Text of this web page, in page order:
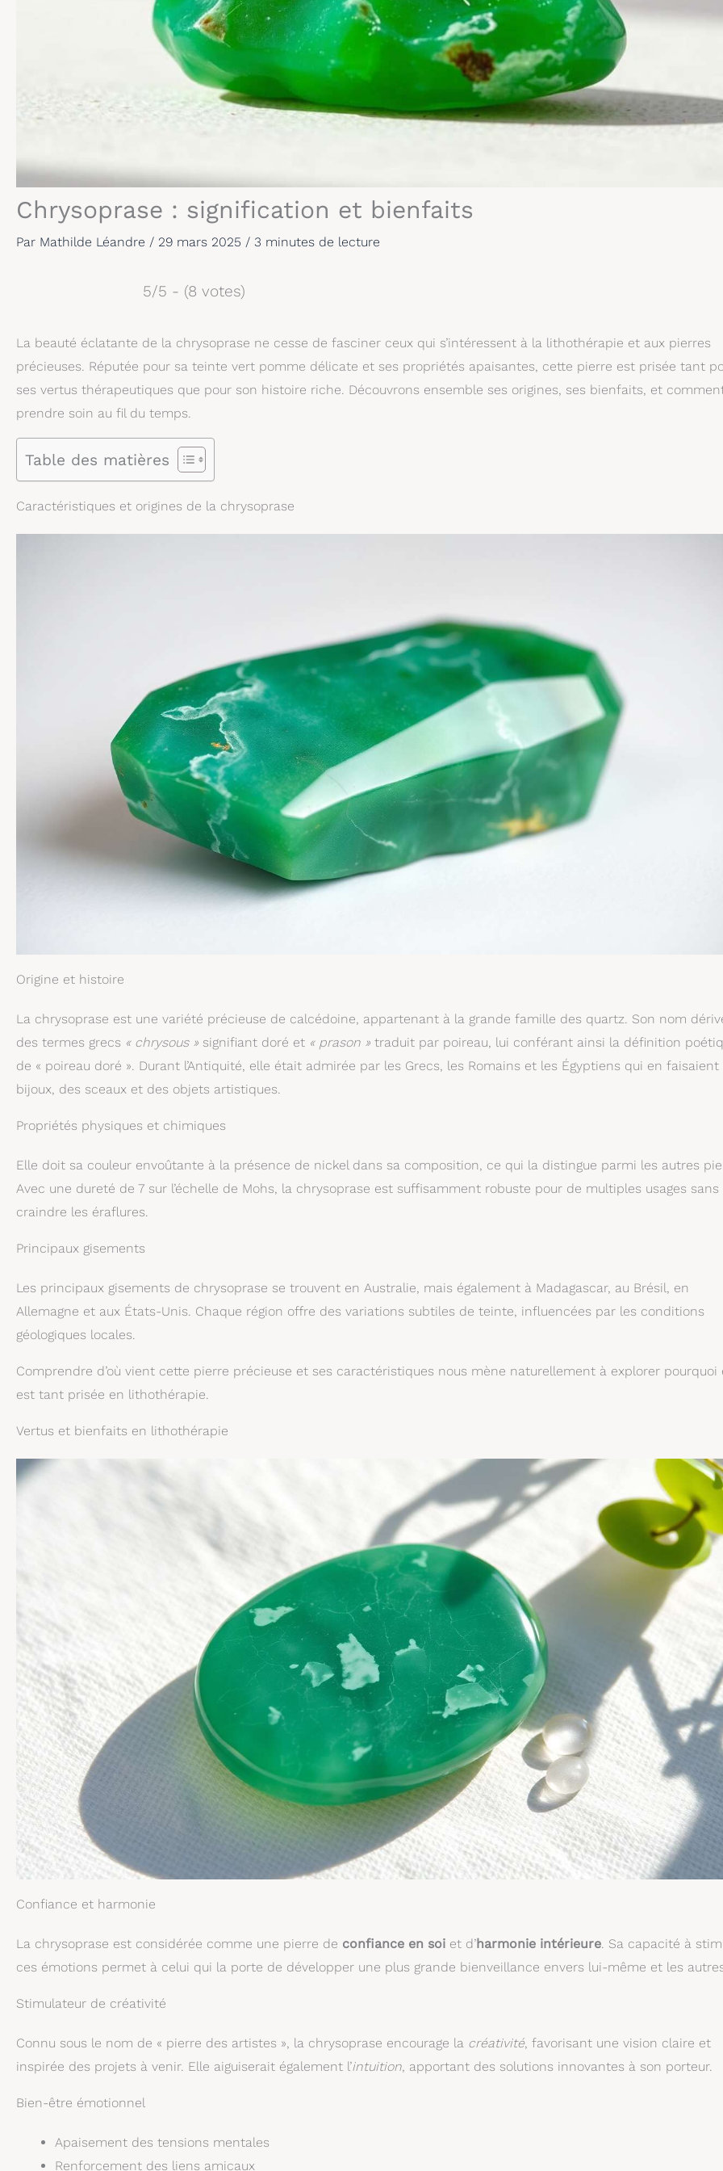
Chrysoprase : signification et bienfaits
Par Mathilde Léandre / 29 mars 2025 / 3 minutes de lecture
5/5 - (8 votes)
La beauté éclatante de la chrysoprase ne cesse de fasciner ceux qui s’intéressent à la lithothérapie et aux pierres
précieuses. Réputée pour sa teinte vert pomme délicate et ses propriétés apaisantes, cette pierre est prisée tant
ses vertus thérapeutiques que pour son histoire riche. Découvrons ensemble ses origines, ses bienfaits, et
prendre soin au fil du temps.
Table des matières
Caractéristiques et origines de la chrysoprase
Origine et histoire
La chrysoprase est une variété précieuse de calcédoine, appartenant à la grande famille des quartz. Son nom
des termes grecs « chrysous » signifiant doré et « prason » traduit par poireau, lui conférant ainsi la définition
de « poireau doré ». Durant l’Antiquité, elle était admirée par les Grecs, les Romains et les Égyptiens qui en faisaient
bijoux, des sceaux et des objets artistiques.
Propriétés physiques et chimiques
Elle doit sa couleur envoûtante à la présence de nickel dans sa composition, ce qui la distingue parmi les autres
Avec une dureté de 7 sur l’échelle de Mohs, la chrysoprase est suffisamment robuste pour de multiples usages sans
craindre les éraflures.
Principaux gisements
Les principaux gisements de chrysoprase se trouvent en Australie, mais également à Madagascar, au Brésil, en
Allemagne et aux États-Unis. Chaque région offre des variations subtiles de teinte, influencées par les conditions
géologiques locales.
Comprendre d’où vient cette pierre précieuse et ses caractéristiques nous mène naturellement à explorer pourquoi
est tant prisée en lithothérapie.
Vertus et bienfaits en lithothérapie
Confiance et harmonie
La chrysoprase est considérée comme une pierre de confiance en soi et d’harmonie intérieure. Sa capacité à
ces émotions permet à celui qui la porte de développer une plus grande bienveillance envers lui-même et les
Stimulateur de créativité
Connu sous le nom de « pierre des artistes », la chrysoprase encourage la créativité, favorisant une vision claire et
inspirée des projets à venir. Elle aiguiserait également l’intuition, apportant des solutions innovantes à son porteur.
Bien-être émotionnel
Apaisement des tensions mentales
Renforcement des liens amicaux